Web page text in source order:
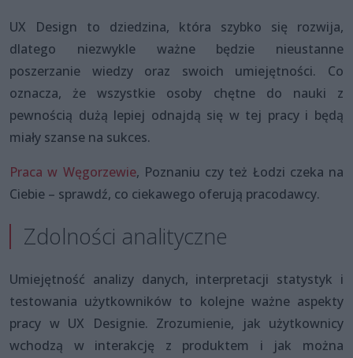
UX Design to dziedzina, która szybko się rozwija,
dlatego niezwykle ważne będzie nieustanne
poszerzanie wiedzy oraz swoich umiejętności. Co
oznacza, że wszystkie osoby chętne do nauki z
pewnością dużą lepiej odnajdą się w tej pracy i będą
miały szanse na sukces.
Praca w Węgorzewie, Poznaniu czy też Łodzi czeka na
Ciebie – sprawdź, co ciekawego oferują pracodawcy.
Zdolności analityczne
Umiejętność analizy danych, interpretacji statystyk i
testowania użytkowników to kolejne ważne aspekty
pracy w UX Designie. Zrozumienie, jak użytkownicy
wchodzą w interakcję z produktem i jak można